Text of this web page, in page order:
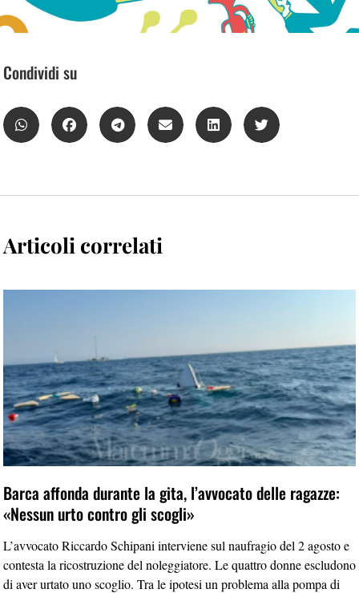
Condividi su
Articoli correlati
Barca affonda durante la gita, l’avvocato delle ragazze:
«Nessun urto contro gli scogli»
L’avvocato Riccardo Schipani interviene sul naufragio del 2 agosto e
contesta la ricostruzione del noleggiatore. Le quattro donne escludono
di aver urtato uno scoglio. Tra le ipotesi un problema alla pompa di